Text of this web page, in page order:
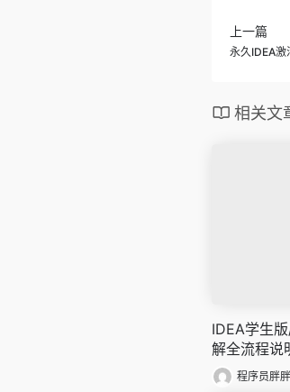
上一篇
永久IDEA
相关文
IDEA学生
解全流程说
程序员胖